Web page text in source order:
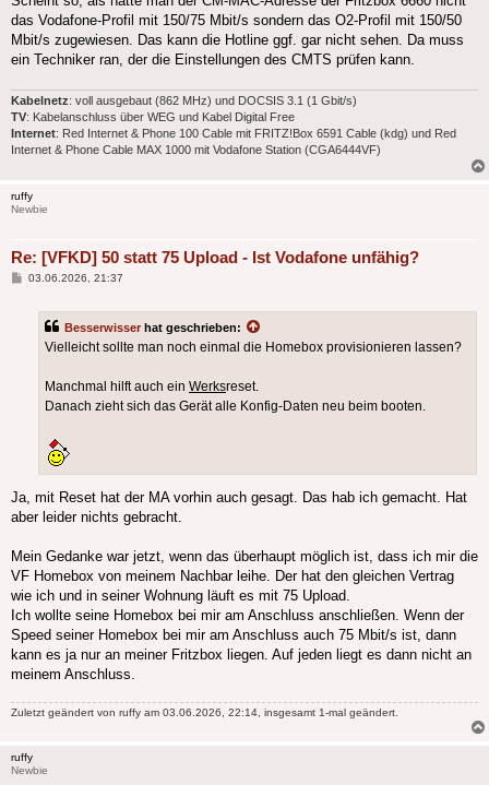
das Vodafone-Profil mit 150/75 Mbit/s sondern das O2-Profil mit 150/50
Mbit/s zugewiesen. Das kann die Hotline ggf. gar nicht sehen. Da muss
ein Techniker ran, der die Einstellungen des CMTS prüfen kann.
Kabelnetz: voll ausgebaut (862 MHz) und DOCSIS 3.1 (1 Gbit/s)
TV: Kabelanschluss über WEG und Kabel Digital Free
Internet: Red Internet & Phone 100 Cable mit FRITZ!Box 6591 Cable (kdg) und Red
Internet & Phone Cable MAX 1000 mit Vodafone Station (CGA6444VF)
ruffy
Newbie
Re: [VFKD] 50 statt 75 Upload - Ist Vodafone unfähig?
Beitrag
03.06.2026, 21:37
Besserwisser hat geschrieben:
Vielleicht sollte man noch einmal die Homebox provisionieren lassen?
Manchmal hilft auch ein Werksreset.
Danach zieht sich das Gerät alle Konfig-Daten neu beim booten.
Ja, mit Reset hat der MA vorhin auch gesagt. Das hab ich gemacht. Hat
aber leider nichts gebracht.
Mein Gedanke war jetzt, wenn das überhaupt möglich ist, dass ich mir die
VF Homebox von meinem Nachbar leihe. Der hat den gleichen Vertrag
wie ich und in seiner Wohnung läuft es mit 75 Upload.
Ich wollte seine Homebox bei mir am Anschluss anschließen. Wenn der
Speed seiner Homebox bei mir am Anschluss auch 75 Mbit/s ist, dann
kann es ja nur an meiner Fritzbox liegen. Auf jeden liegt es dann nicht an
meinem Anschluss.
Zuletzt geändert von ruffy am 03.06.2026, 22:14, insgesamt 1-mal geändert.
ruffy
Newbie